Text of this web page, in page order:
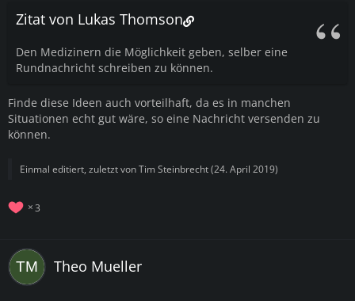
Zitat von Lukas Thomson
Den Medizinern die Möglichkeit geben, selber eine
Rundnachricht schreiben zu können.
Finde diese Ideen auch vorteilhaft, da es in manchen
Situationen echt gut wäre, so eine Nachricht versenden zu
können.
Einmal editiert, zuletzt vonTim Steinbrecht(24. April 2019)
3
Theo Mueller